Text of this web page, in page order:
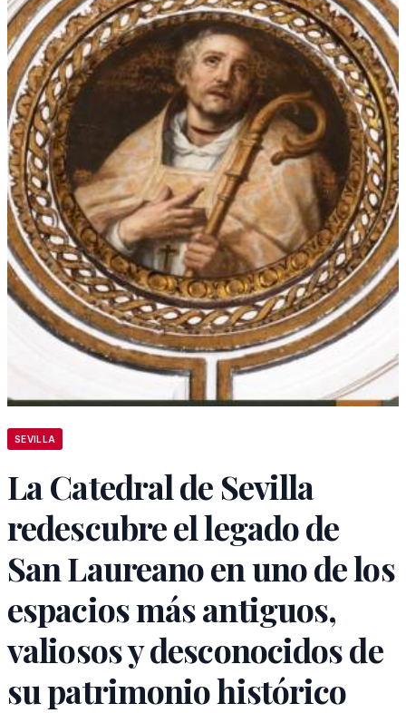
SEVILLA
La Catedral de Sevilla
redescubre el legado de
San Laureano en uno de los
espacios más antiguos,
valiosos y desconocidos de
su patrimonio histórico